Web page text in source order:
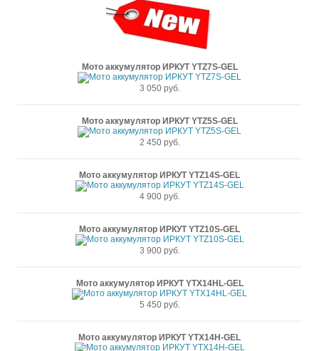
Мото аккумулятор ИРКУТ YTZ7S-GEL
3 050 руб.
Мото аккумулятор ИРКУТ YTZ5S-GEL
2 450 руб.
Мото аккумулятор ИРКУТ YTZ14S-GEL
4 900 руб.
Мото аккумулятор ИРКУТ YTZ10S-GEL
3 900 руб.
Мото аккумулятор ИРКУТ YTX14HL-GEL
5 450 руб.
Мото аккумулятор ИРКУТ YTX14H-GEL